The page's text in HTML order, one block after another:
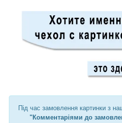
Під час замовлення картинки з
"Комментаріями до